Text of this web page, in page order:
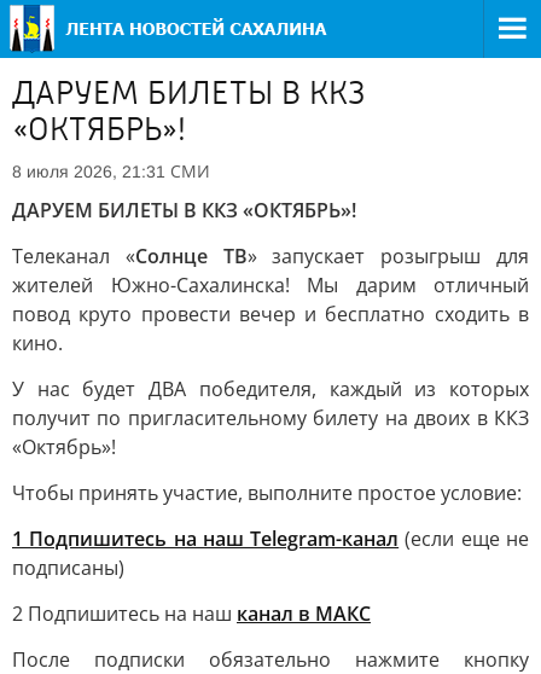
ДАРУЕМ БИЛЕТЫ В ККЗ
«ОКТЯБРЬ»!
8 июля 2026, 21:31 СМИ
ДАРУЕМ БИЛЕТЫ В ККЗ «ОКТЯБРЬ»!
Телеканал «Солнце ТВ» запускает розыгрыш для
жителей Южно-Сахалинска! Мы дарим отличный
повод круто провести вечер и бесплатно сходить в
кино.
У нас будет ДВА победителя, каждый из которых
получит по пригласительному билету на двоих в ККЗ
«Октябрь»!
Чтобы принять участие, выполните простое условие:
1 Подпишитесь на наш Telegram-канал (если еще не
подписаны)
2 Подпишитесь на наш канал в МАКС
После подписки обязательно нажмите кнопку